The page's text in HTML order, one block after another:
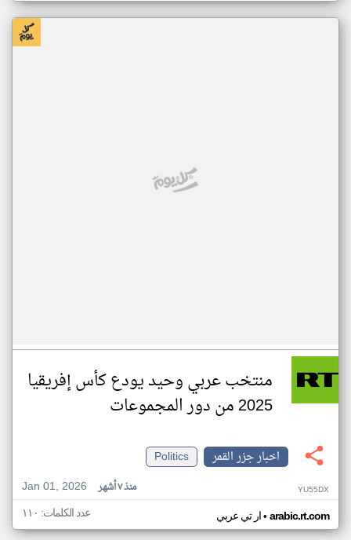
منتخب عربي وحيد يودع كأس إفريقيا
2025 من دور المجموعات
اخبار جزر القمر
Politics
Jan 01, 2026
منذ ٧ أشهر YU55DX
ار تي عربي• arabic.rt.com عدد الكلمات: ١١٠